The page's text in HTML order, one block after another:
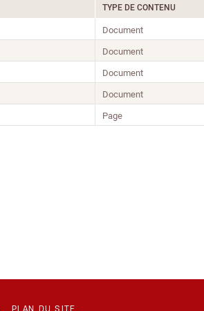
TYPE DE CONTENU
Document
Document
Document
Document
Page
PLAN DU SITE